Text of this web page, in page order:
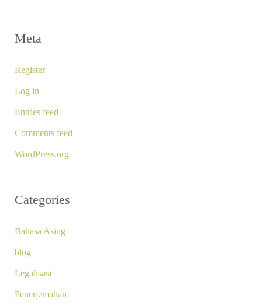
Meta
Register
Log in
Entries feed
Comments feed
WordPress.org
Categories
Bahasa Asing
blog
Legalisasi
Penerjemahan